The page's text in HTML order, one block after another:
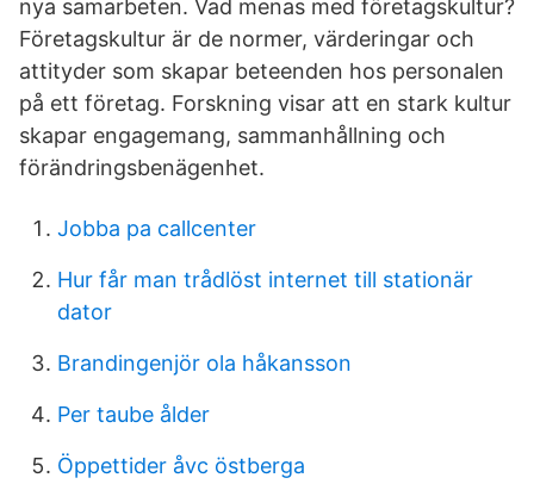
nya samarbeten. Vad menas med företagskultur?
Företagskultur är de normer, värderingar och
attityder som skapar beteenden hos personalen
på ett företag. Forskning visar att en stark kultur
skapar engagemang, sammanhållning och
förändringsbenägenhet.
Jobba pa callcenter
Hur får man trådlöst internet till stationär
dator
Brandingenjör ola håkansson
Per taube ålder
Öppettider åvc östberga